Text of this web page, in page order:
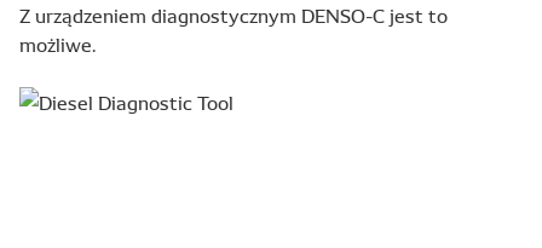
Z urządzeniem diagnostycznym DENSO-C jest to
możliwe.